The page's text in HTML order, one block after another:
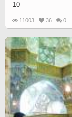
10
11003 36 0